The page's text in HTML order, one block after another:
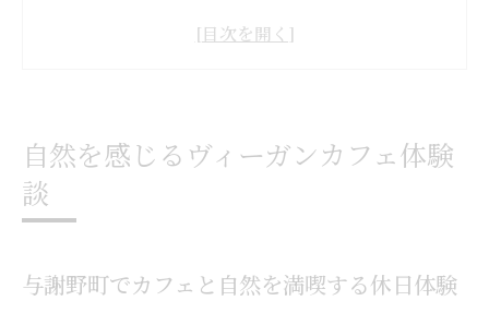
カフェ巡りで見つけた癒やしのヴィーガン
与謝野町で出会う癒しのカフェ空間
自然を感じるヴィーガンカフェ体験
談
与謝野町でカフェと自然を満喫する休日体験